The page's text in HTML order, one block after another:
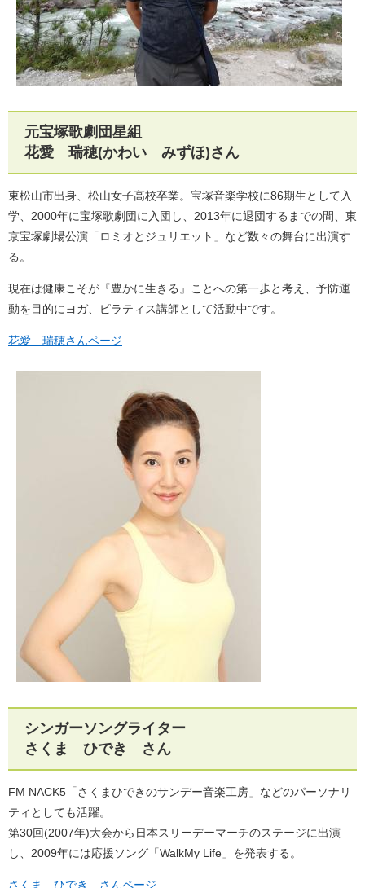
元宝塚歌劇団星組
花愛 瑞穂(かわい みずほ)さん
東松山市出身、松山女子高校卒業。宝塚音楽学校に86期生として入
学、2000年に宝塚歌劇団に入団し、2013年に退団するまでの間、東
京宝塚劇場公演「ロミオとジュリエット」など数々の舞台に出演す
る。
現在は健康こそが『豊かに生きる』ことへの第一歩と考え、予防運
動を目的にヨガ、ピラティス講師として活動中です。
花愛 瑞穂さんページ
シンガーソングライター
さくま ひでき さん
FM NACK5「さくまひできのサンデー音楽工房」などのパーソナリ
ティとしても活躍。
第30回(2007年)大会から日本スリーデーマーチのステージに出演
し、2009年には応援ソング「WalkMy Life」を発表する。
さくま ひでき さんページ